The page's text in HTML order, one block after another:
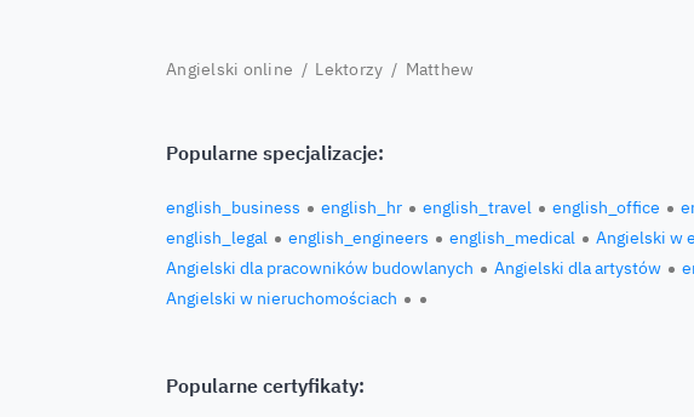
Angielski online / Lektorzy / Matthew
Popularne specjalizacje:
english_business english_hr english_travel english_office
english_legal
english_engineers english_medical Angielski w
Angielski dla pracowników budowlanych
Angielski dla artystów
Angielski w nieruchomościach
Popularne certyfikaty: